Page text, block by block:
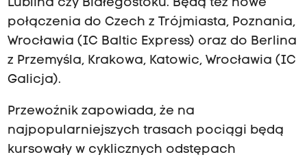
Lublina czy Białegostoku. Będą też nowe
połączenia do Czech z Trójmiasta, Poznania,
Wrocławia (IC Baltic Express) oraz do Berlina
z Przemyśla, Krakowa, Katowic, Wrocławia (IC
Galicja).
Przewoźnik zapowiada, że na
najpopularniejszych trasach pociągi będą
kursowały w cyklicznych odstępach